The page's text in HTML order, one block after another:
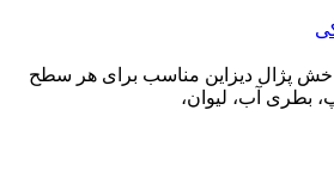
پژال دیزاین مناسب برای هر سطح
بطری آب، لیوان،